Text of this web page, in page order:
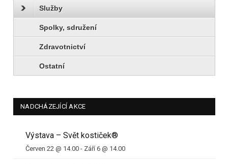
Služby
Spolky, sdružení
Zdravotnictví
Ostatní
NADCHÁZEJÍCÍ AKCE
Výstava – Svět kostiček®
Červen 22 @ 14.00 - Září 6 @ 14.00